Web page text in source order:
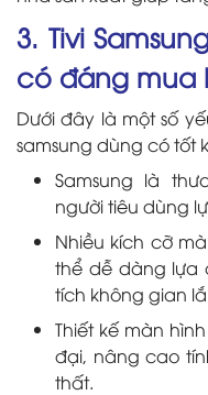
3. Tivi
có đáng mua
Dưới đây là một số
samsung dùng có tốt
Samsung là
người tiêu dùng
Nhiều kích cỡ
thể dễ dàng lựa
tích không gian
Thiết kế màn
đại, nâng cao
thất.